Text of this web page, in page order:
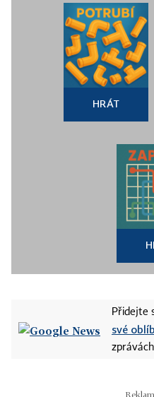
HRÁT
Přidejte
své